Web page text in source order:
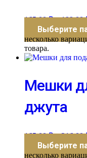
165,00₽ – 199,00
Выберите
несколько
товара.
Мешки
джута
165,00₽ – 216,00
Выберите
несколько